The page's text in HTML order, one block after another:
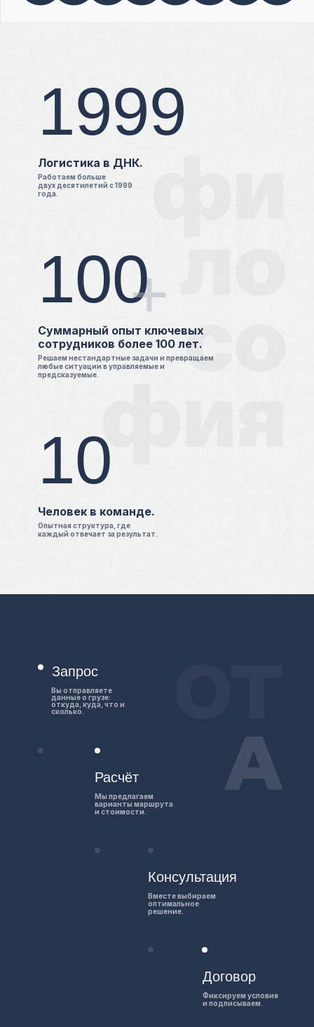
1999
Логистика в ДНК.
Работаем больше
двух десятилетий с 1999
года.
10
Человек в команде.
Опытная структура, где
каждый отвечает за результат.
Решаем нестандартные задачи и превращаем
любые ситуации в управляемые и
предсказуемые.
Суммарный опыт ключевых
сотрудников более 100 лет.
100
+
Договор
Фиксируем условия
и подписываем.
Консультация
Вместе выбираем
оптимальное
решение.
Расчёт
Мы предлагаем
варианты маршрута
и стоимости.
Вы отправляете
данные о грузе:
откуда, куда, что и
сколько.
Запрос